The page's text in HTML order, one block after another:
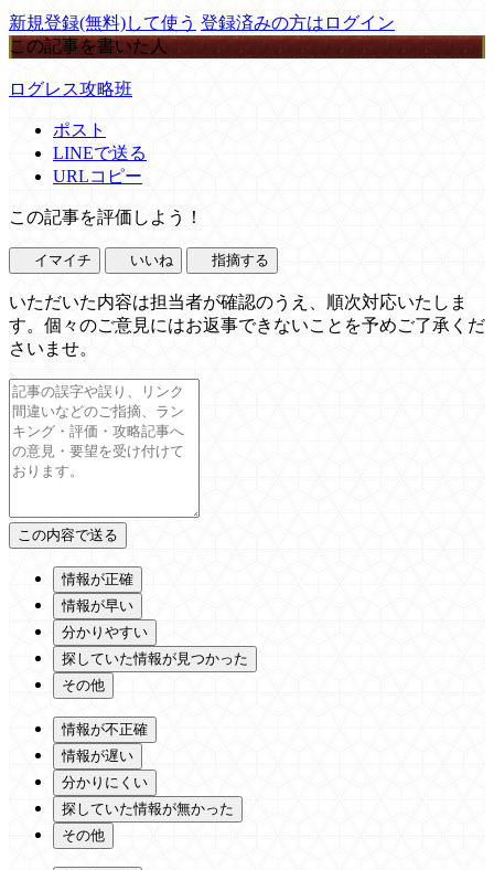
新規登録(無料)して使う 登録済みの方はログイン
この記事を書いた人
ログレス攻略班
ポスト
LINEで送る
URLコピー
この記事を評価しよう！
イマイチ いいね 指摘する
いただいた内容は担当者が確認のうえ、順次対応いたしま
す。個々のご意見にはお返事できないことを予めご了承くだ
さいませ。
情報が正確
情報が早い
分かりやすい
探していた情報が見つかった
その他
情報が不正確
情報が遅い
分かりにくい
探していた情報が無かった
その他